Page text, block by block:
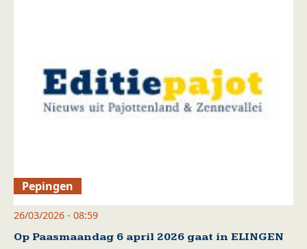
Pepingen
26/03/2026 - 08:59
Op Paasmaandag 6 april 2026 gaat in ELINGEN